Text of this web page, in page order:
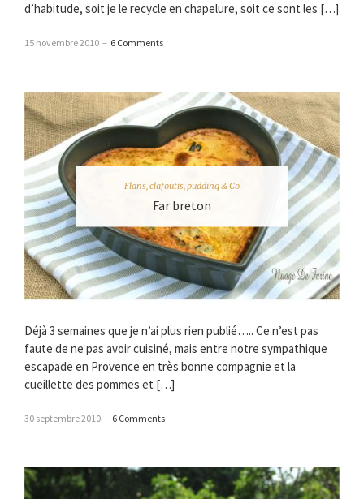
d’habitude, soit je le recycle en chapelure, soit ce sont les […]
15 novembre 2010 – 6 Comments
Flans, clafoutis, pudding & Co
Far breton
Déjà 3 semaines que je n’ai plus rien publié….. Ce n’est pas
faute de ne pas avoir cuisiné, mais entre notre sympathique
escapade en Provence en très bonne compagnie et la
cueillette des pommes et […]
30 septembre 2010 – 6 Comments